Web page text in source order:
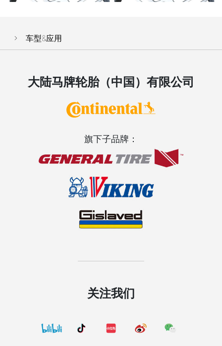
车型&应用
大陆马牌轮胎（中国）有限公司
旗下子品牌：
关注我们